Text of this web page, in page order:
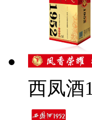
西凤酒